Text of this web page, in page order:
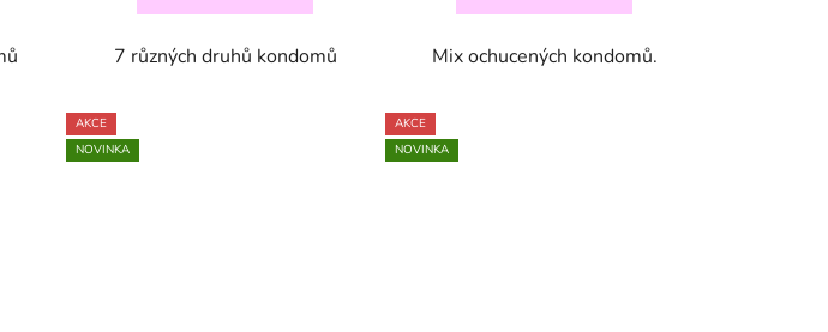
7 různých druhů kondomů Mix ochucených kondomů.
AKCE
NOVINKA
AKCE
NOVINKA